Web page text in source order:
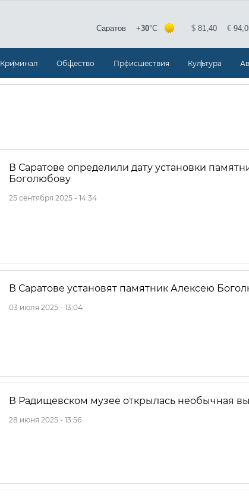
Криминал Общество Происшествия Культура
В Саратове определили дату установки
Боголюбову
25 сентября 2025 - 14:34
В Саратове установят памятник Алексею
03 июля 2025 - 13:04
В Радищевском музее открылась необычная
28 июня 2025 - 13:56